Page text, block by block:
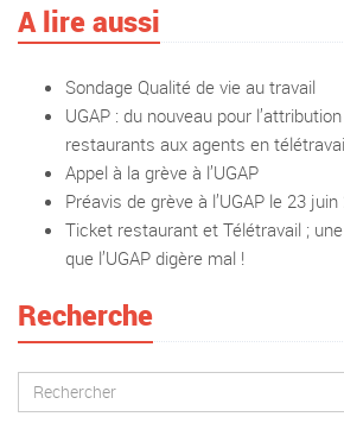
A lire aussi
Sondage Qualité de vie au travail
UGAP : du nouveau pour
restaurants aux agents en
Appel à la grève à l’UGAP
Préavis de grève à l’UGAP le 23 juin
Ticket restaurant et Télétravail ;
que l’UGAP digère mal !
Recherche